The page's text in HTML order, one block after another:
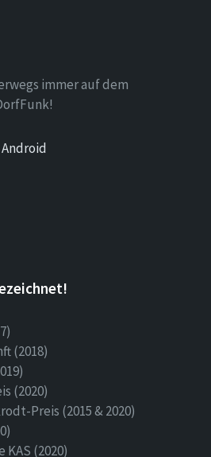
immer auf dem
(2018)
(2020)
Preis (2015 & 2020)
(2020)